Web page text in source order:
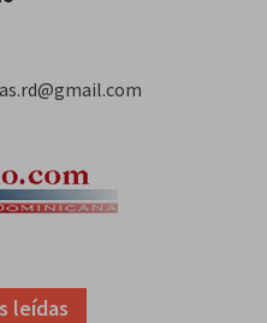
leídas